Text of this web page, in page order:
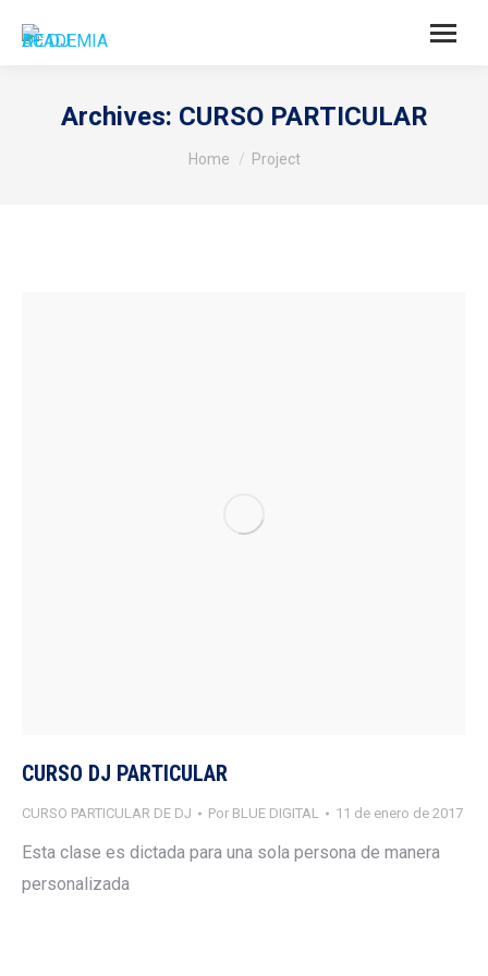
Archives: CURSO PARTICULAR
You are here:
Home Project
CURSO DJ PARTICULAR
CURSO PARTICULAR DE DJ Por BLUE DIGITAL 11 de enero de 2017
Esta clase es dictada para una sola persona de manera
personalizada